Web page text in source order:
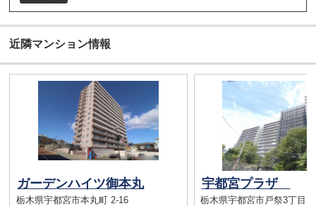
近隣マンション情報
ガーデンハイツ御本丸
栃木県宇都宮市本丸町 2-16
宇都宮プラザ
栃木県宇都宮市戸祭3丁目